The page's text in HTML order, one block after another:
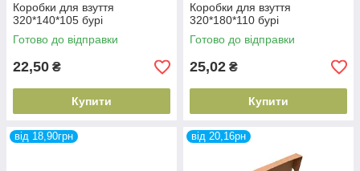
Коробки для взуття
320*140*105 бурі
Готово до відправки
22,50 ₴
Купити
Коробки для взуття
320*180*110 бурі
Готово до відправки
25,02 ₴
Купити
від 18,90грн від 20,16рн